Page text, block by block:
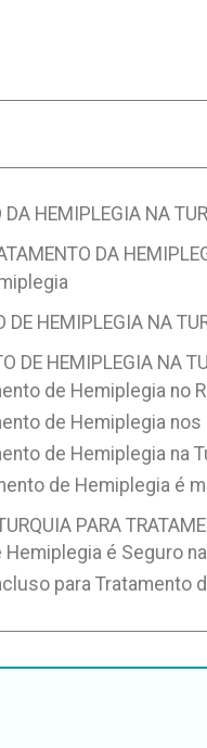
DA HEMIPLEGIA NA
DA
DE HEMIPLEGIA NA
DE HEMIPLEGIA NA
de Hemiplegia no
de Hemiplegia nos
de Hemiplegia na
de Hemiplegia é
PARA
Hemiplegia é Seguro
para Tratamento